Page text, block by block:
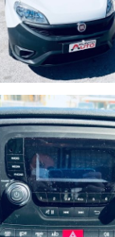
CERCHI?
cerchi sarà